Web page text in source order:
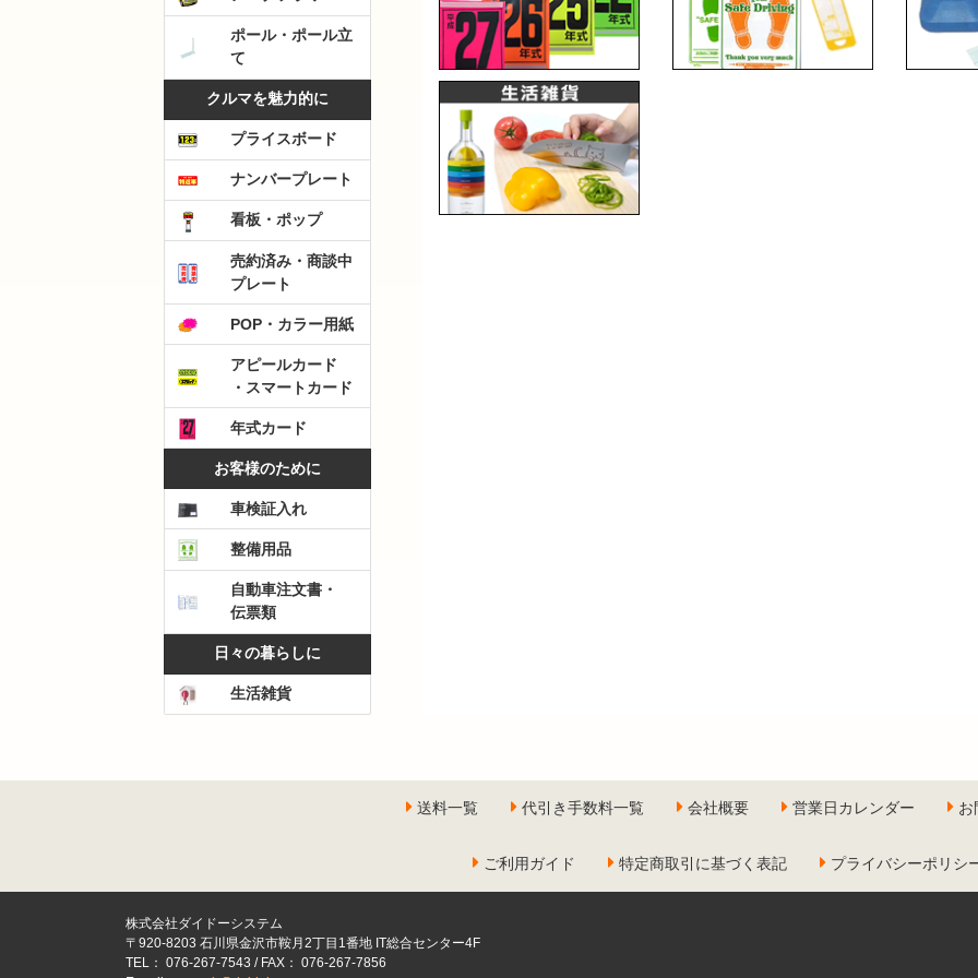
ポール・ポール立
て
クルマを魅力的に
プライスボード
ナンバープレート
看板・ポップ
売約済み・商談中
プレート
POP・カラー用紙
アピールカード
・スマートカード
年式カード
お客様のために
車検証入れ
整備用品
自動車注文書・
伝票類
日々の暮らしに
生活雑貨
送料一覧 代引き手数料一覧 会社概要 営業日カレンダー お
ご利用ガイド 特定商取引に基づく表記 プライバシーポリシ
株式会社ダイドーシステム
〒920-8203 石川県金沢市鞍月2丁目1番地 IT総合センター4F
TEL： 076-267-7543 / FAX： 076-267-7856